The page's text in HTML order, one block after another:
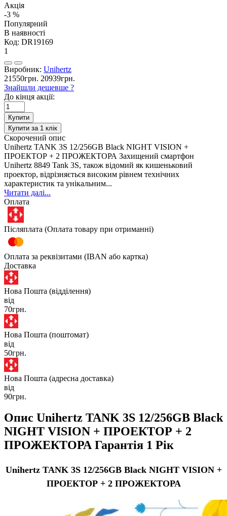
Акція
-3 %
Популярний
В наявності
Код: DR19169
1
Виробник: Unihertz
21550грн. 20939грн.
Знайшли дешевше ?
До кінця акції:
Купити
Купити за 1 клiк
Скорочений опис
Unihertz TANK 3S 12/256GB Black NIGHT VISION +
ПРОЕКТОР + 2 ПРОЖЕКТОРА Захищений смартфон
Unihertz 8849 Tank 3S, також відомий як кишеньковий
проектор, відрізняється високим рівнем технічних
характеристик та унікальним...
Читати далі...
Оплата
Післяплата (Оплата товару при отриманні)
Оплата за реквізитами (IBAN або картка)
Доставка
Нова Пошта (відділення)
від
70грн.
Нова Пошта (поштомат)
від
50грн.
Нова Пошта (адресна доставка)
від
90грн.
Опис Unihertz TANK 3S 12/256GB Black
NIGHT VISION + ПРОЕКТОР + 2
ПРОЖЕКТОРА Гарантія 1 Рік
Unihertz TANK 3S 12/256GB Black NIGHT VISION +
ПРОЕКТОР + 2 ПРОЖЕКТОРА